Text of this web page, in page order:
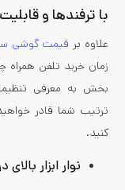
با ترفندها و
علاوه بر قیمت گوشی
زمان خرید تلفن
بخش به معرفی
ترتیب شما قادر
کنید.
نوار ابزار بالای